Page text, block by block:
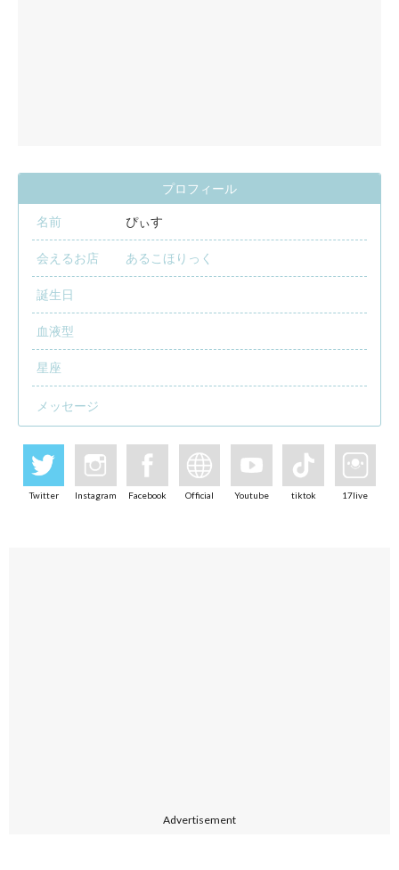
プロフィール
名前 ぴぃす
会えるお店 あるこほりっく
誕生日
血液型
星座
メッセージ
Twitter Instagram Facebook Official Youtube tiktok 17live
Advertisement